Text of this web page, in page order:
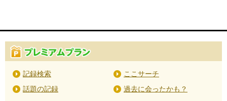
記録検索
ここサーチ
話題の記録
過去に会ったかも？